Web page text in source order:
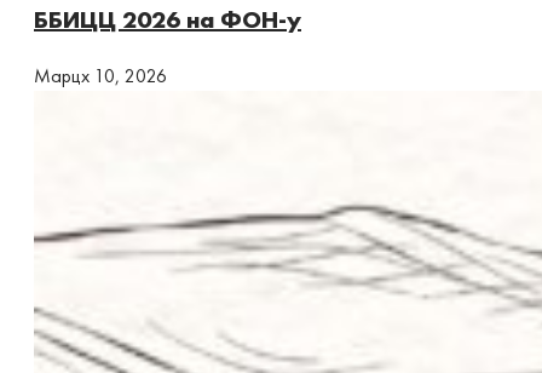
ББИЦЦ 2026 на ФОН-у
Марцх 10, 2026